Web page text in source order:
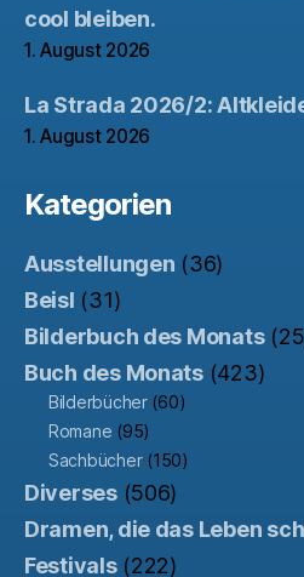
cool bleiben.
1. August 2026
La Strada 2026/2:
1. August 2026
Kategorien
Ausstellungen (36)
Beisl (31)
Bilderbuch des Monats
Buch des Monats(423)
Bilderbücher(60)
Romane (95)
Sachbücher(150)
Diverses(506)
Dramen, die das Leben
Festivals(222)